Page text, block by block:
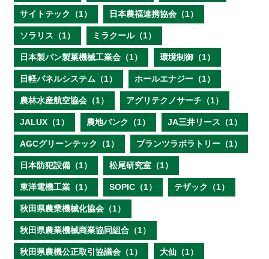
サイトテック（1） 日本農福連携協会（1）
ソラリス（1） ミラクール（1）
日本製パン製菓機械工業会（1） 環境制御（1）
日軽パネルシステム（1） ホールエナジー（1）
農林水産航空協会（1） アグリテクノサーチ（1）
JALUX（1） 農地バンク（1） JA三井リース（1）
AGCグリーンテック（1） プランツラボラトリー（1）
日本防犯設備（1） 松尾研究室（1）
東洋電機工業（1） SOPIC（1） テザック（1）
秋田県農業機械化協会（1）
秋田県農業機械商業協同組合（1）
秋田県農機公正取引協議会（1） 大仙（1）